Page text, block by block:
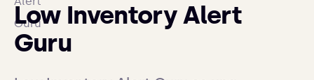
Low Inventory Alert
Guru